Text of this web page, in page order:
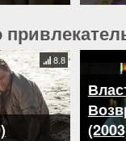
8.8